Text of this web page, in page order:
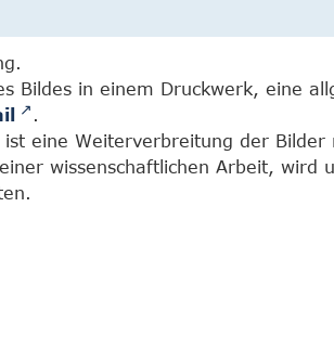
Bildes in einem Druckwerk, eine
.
eine Weiterverbreitung der Bilder
wissenschaftlichen Arbeit, wird